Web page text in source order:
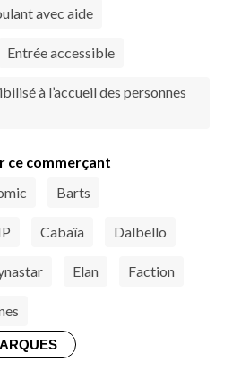
avec aide
Entrée accessible
à l’accueil des personnes
ce commerçant
Barts
Cabaïa Dalbello
Elan Faction